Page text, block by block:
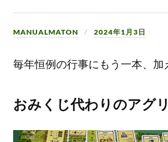
MANUALMATON 2024年1月3日
毎年恒例の行事にもう一本、加
おみくじ代わりのアグ